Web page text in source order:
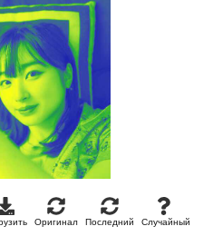
Оригинал Последний Случайный